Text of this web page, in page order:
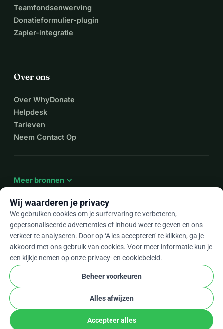
Teamfondsenwerving
Donatieformulier-plugin
Zapier-integratie
Over ons
Over WhyDonate
Helpdesk
Tarieven
Neem Contact Op
Meer bronnen expand_more
Nlarrow_drop_down
★★★★★ 4,9 / 5 op basis van 500+ reviews
WhyDonatePrivacy en cookies
Algemene voorwaarden
Cookie-instellingen
stripe check Geverifieerde Partner
Wij waarderen je privacy
We gebruiken cookies om je surfervaring te verbeteren,
gepersonaliseerde advertenties of inhoud weer te geven en ons
verkeer te analyseren. Door op ‘Alles accepteren' te klikken, ga je
akkoord met ons gebruik van cookies. Voor meer informatie kun je
een kijkje nemen op onze privacy- en cookiebeleid.
Beheer voorkeuren
Alles afwijzen
Accepteer alles